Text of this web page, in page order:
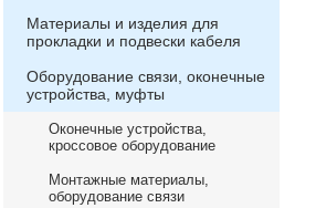
Материалы и изделия для
прокладки и подвески кабеля
Оборудование связи, оконечные
устройства, муфты
Оконечные устройства,
кроссовое оборудование
Монтажные материалы,
оборудование связи